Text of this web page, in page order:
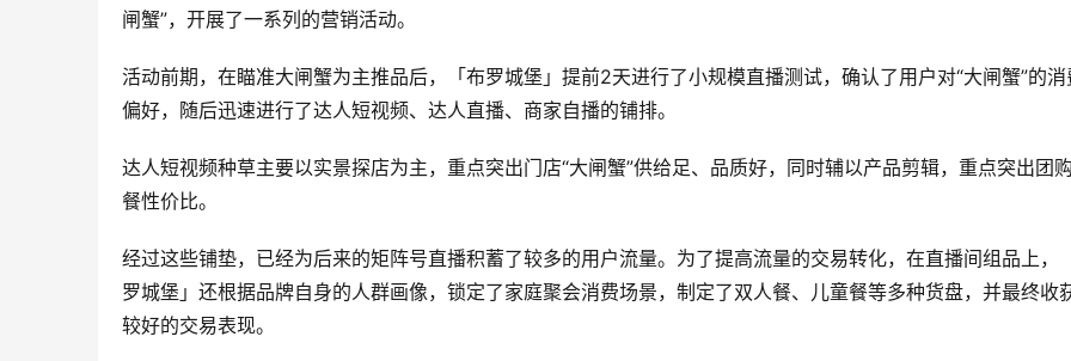
闸蟹”，开展了一系列的营销活动。
活动前期，在瞄准大闸蟹为主推品后，「布罗城堡」提前2天进行了小规模直播测试，确认了用户对“大闸蟹”的消
偏好，随后迅速进行了达人短视频、达人直播、商家自播的铺排。
达人短视频种草主要以实景探店为主，重点突出门店“大闸蟹”供给足、品质好，同时辅以产品剪辑，重点突出团
餐性价比。
经过这些铺垫，已经为后来的矩阵号直播积蓄了较多的用户流量。为了提高流量的交易转化，在直播间组品上，
罗城堡」还根据品牌自身的人群画像，锁定了家庭聚会消费场景，制定了双人餐、儿童餐等多种货盘，并最终收
较好的交易表现。